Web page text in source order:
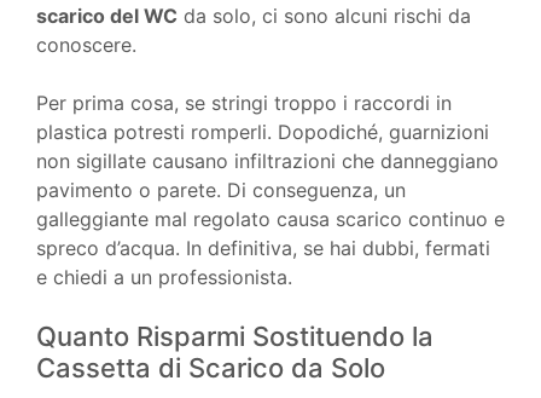
scarico del WC da solo, ci sono alcuni rischi da
conoscere.
Per prima cosa, se stringi troppo i raccordi in
plastica potresti romperli. Dopodiché, guarnizioni
non sigillate causano infiltrazioni che danneggiano
pavimento o parete. Di conseguenza, un
galleggiante mal regolato causa scarico continuo e
spreco d’acqua. In definitiva, se hai dubbi, fermati
e chiedi a un professionista.
Quanto Risparmi Sostituendo la
Cassetta di Scarico da Solo